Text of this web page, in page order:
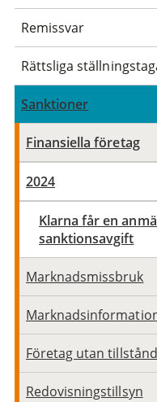
Remissvar
Rättsliga
Sanktioner
Finansiella företag
2024
Klarna får en
sanktionsavgift
Marknadsmissbruk
Företag utan tillstånd
Redovisningstillsyn